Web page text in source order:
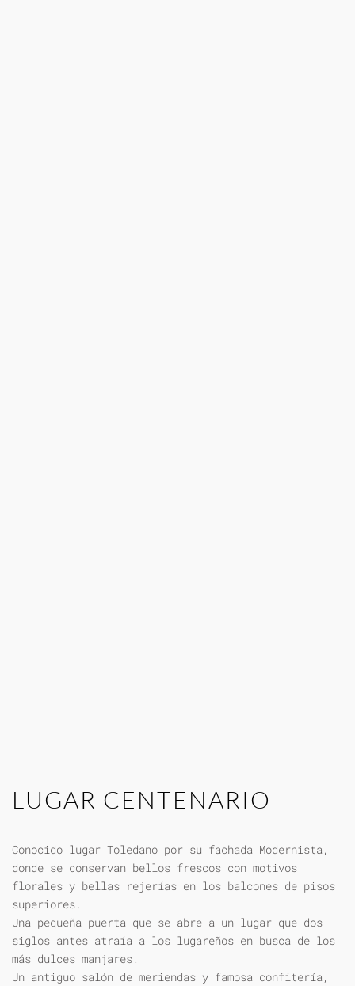
LUGAR CENTENARIO
Conocido lugar Toledano por su fachada Modernista,
donde se conservan bellos frescos con motivos
florales y bellas rejerías en los balcones de pisos
superiores.
Una pequeña puerta que se abre a un lugar que dos
siglos antes atraía a los lugareños en busca de los
más dulces manjares.
Un antiguo salón de meriendas y famosa confitería,